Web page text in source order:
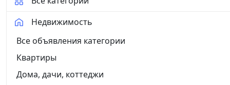
Недвижимость
Все объявления категории
Квартиры
Дома, дачи, коттеджи